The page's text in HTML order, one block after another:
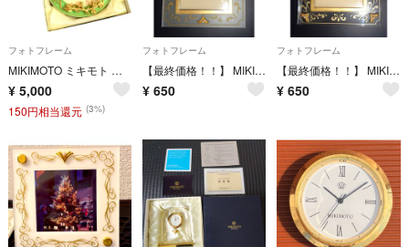
フォトフレーム
MIKIMOTO ミキモト フォトスタンド リス パール グリーン ユニセックス / 240001211302
¥ 5,000
150円相当還元 (3%)
フォトフレーム
【最終価格！！】 MIKIMOTO ２パール付きフォトフレーム【美品】
¥ 650
フォトフレーム
【最終価格！！】 MIKIMOTO ４パール付きフォトフレーム【美品】
¥ 650